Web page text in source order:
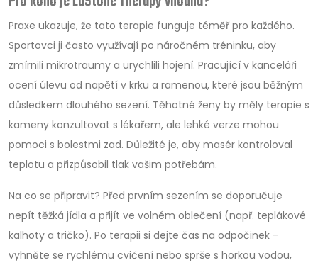
Praxe ukazuje, že tato terapie funguje téměř pro každého.
Sportovci ji často využívají po náročném tréninku, aby
zmírnili mikrotraumy a urychlili hojení. Pracující v kanceláři
ocení úlevu od napětí v krku a ramenou, které jsou běžným
důsledkem dlouhého sezení. Těhotné ženy by měly terapie s
kameny konzultovat s lékařem, ale lehké verze mohou
pomoci s bolestmi zad. Důležité je, aby masér kontroloval
teplotu a přizpůsobil tlak vašim potřebám.
Na co se připravit? Před prvním sezením se doporučuje
nepít těžká jídla a přijít ve volném oblečení (např. teplákové
kalhoty a tričko). Po terapii si dejte čas na odpočinek –
vyhněte se rychlému cvičení nebo sprše s horkou vodou,